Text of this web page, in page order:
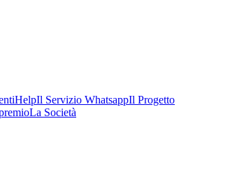
HelpIl Servizio WhatsappIl Progetto
La Società